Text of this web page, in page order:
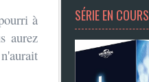
à
aurez
SÉRIE EN COURS